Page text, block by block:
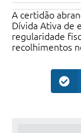
A certidão
Dívida Ativa de
regularidade
recolhimentos